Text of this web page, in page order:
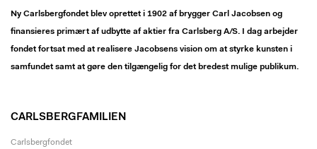
Ny Carlsbergfondet blev oprettet i 1902 af brygger Carl Jacobsen og
finansieres primært af udbytte af aktier fra Carlsberg A/S. I dag arbejder
fondet fortsat med at realisere Jacobsens vision om at styrke kunsten i
samfundet samt at gøre den tilgængelig for det bredest mulige publikum.
CARLSBERGFAMILIEN
Carlsbergfondet